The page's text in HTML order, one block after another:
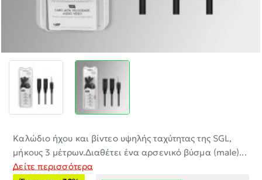
Καλώδιο ήχου και βίντεο υψηλής ταχύτητας της SGL,
μήκους 3 μέτρων.Διαθέτει ένα αρσενικό βύσμα (male)...
Δείτε περισσότερα